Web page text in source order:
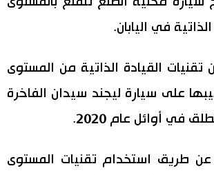
في اليابان.
تقنيات القيادة الذاتية من المستوى
على سيارة ليجند سيدان الفاخرة
في أوائل عام 2020.
عن طريق استخدام تقنيات المستوى